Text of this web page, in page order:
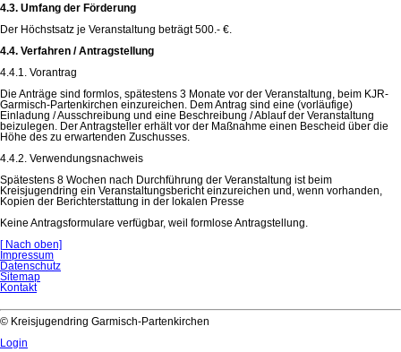
4.3. Umfang der Förderung
Der Höchstsatz je Veranstaltung beträgt 500.- €.
4.4. Verfahren / Antragstellung
4.4.1. Vorantrag
Die Anträge sind formlos, spätestens 3 Monate vor der Veranstaltung, beim KJR-
Garmisch-Partenkirchen einzureichen. Dem Antrag sind eine (vorläufige)
Einladung / Ausschreibung und eine Beschreibung / Ablauf der Veranstaltung
beizulegen. Der Antragsteller erhält vor der Maßnahme einen Bescheid über die
Höhe des zu erwartenden Zuschusses.
4.4.2. Verwendungsnachweis
Spätestens 8 Wochen nach Durchführung der Veranstaltung ist beim
Kreisjugendring ein Veranstaltungsbericht einzureichen und, wenn vorhanden,
Kopien der Berichterstattung in der lokalen Presse
Keine Antragsformulare verfügbar, weil formlose Antragstellung.
[Nach oben]
Navigation
überspringen
Impressum
Datenschutz
Sitemap
Kontakt
© Kreisjugendring Garmisch-Partenkirchen
Login